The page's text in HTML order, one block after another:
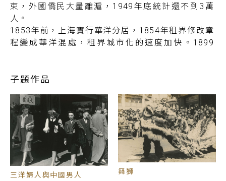
束，外國僑民大量離滬，1949年底統計還不到3萬
人。
1853年前，上海實行華洋分居，1854年租界修改章
程變成華洋混處，租界城市化的速度加快。1899
人最多，1915年之後日本人躍居第一，上海外僑以
張才1942年到上海，正逢日僑人數最多的時候，持
日本護照的張家人落腳在日僑集中的蘇州河以北，當
地洋溢濃重的東洋氣息而有「小東京」之稱，不過，
目前所見張才的《上海》系列並未看到有日僑所在的
街景紀錄。
上海外僑當中最特別的兩個群體，就是無國籍俄國人
與猶太人。1917年「十月革命」後，不少俄羅斯人
子題作品
三洋婦人與中國男人 舞獅